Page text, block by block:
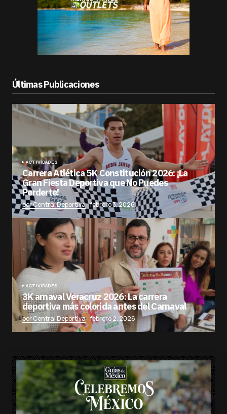
Últimas Publicaciones
ACTIVIDADES
Carrera Atlética 5K Constitución 2026: ¡La
Gran Fiesta Deportiva que No Puedes
Perderte!
por Central Deportiva febrero 3, 2026
ACTIVIDADES
3K arnaval Veracruz 2026: La carrera
deportiva más colorida antes del Carnaval
por Central Deportiva febrero 2, 2026